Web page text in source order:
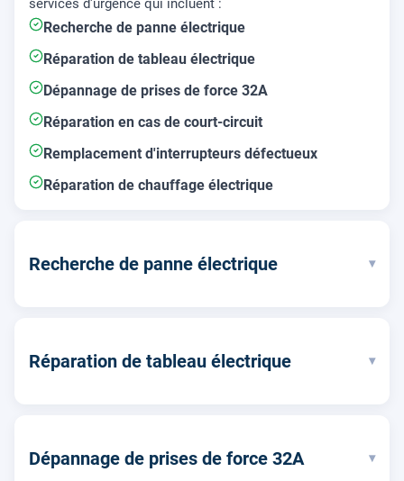
Recherche de panne électrique
Réparation de tableau électrique
Dépannage de prises de force 32A
Réparation en cas de court-circuit
Remplacement d'interrupteurs défectueux
Réparation de chauffage électrique
Recherche de panne électrique ▾
Réparation de tableau électrique ▾
Dépannage de prises de force 32A ▾